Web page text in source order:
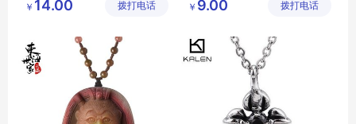
亚马逊跨境饰品
公司
￥ 14.00 拨打电话
酒吧饰品
公司
￥ 9.00 拨打电话